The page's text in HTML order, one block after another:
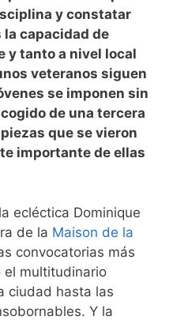
y constatar
la capacidad de
y tanto a nivel local
veteranos siguen
se imponen sin
de una tercera
que se vieron
importante de ellas
ecléctica Dominique
de la Maison de la
convocatorias más
el multitudinario
ciudad hasta las
Y la